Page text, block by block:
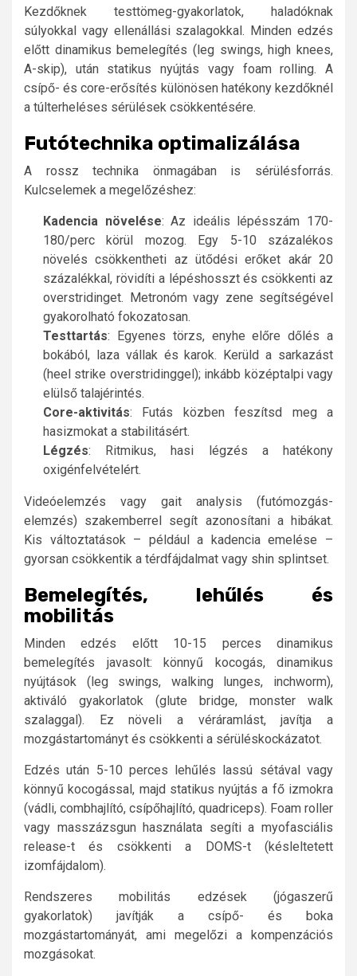
Kezdőknek testtömeg-gyakorlatok, haladóknak
súlyokkal vagy ellenállási szalagokkal. Minden edzés
előtt dinamikus bemelegítés (leg swings, high knees,
A-skip), után statikus nyújtás vagy foam rolling. A
csípő- és core-erősítés különösen hatékony kezdőknél
a túlterheléses sérülések csökkentésére.
Futótechnika optimalizálása
A rossz technika önmagában is sérülésforrás.
Kulcselemek a megelőzéshez:
Kadencia növelése: Az ideális lépésszám 170-
180/perc körül mozog. Egy 5-10 százalékos
növelés csökkentheti az ütődési erőket akár 20
százalékkal, rövidíti a lépéshosszt és csökkenti az
overstridinget. Metronóm vagy zene segítségével
gyakorolható fokozatosan.
Testtartás: Egyenes törzs, enyhe előre dőlés a
bokából, laza vállak és karok. Kerüld a sarkazást
(heel strike overstridinggel); inkább középtalpi vagy
elülső talajérintés.
Core-aktivitás: Futás közben feszítsd meg a
hasizmokat a stabilitásért.
Légzés: Ritmikus, hasi légzés a hatékony
oxigénfelvételért.
Videóelemzés vagy gait analysis (futómozgás-
elemzés) szakemberrel segít azonosítani a hibákat.
Kis változtatások – például a kadencia emelése –
gyorsan csökkentik a térdfájdalmat vagy shin splintset.
Bemelegítés, lehűlés és
mobilitás
Minden edzés előtt 10-15 perces dinamikus
bemelegítés javasolt: könnyű kocogás, dinamikus
nyújtások (leg swings, walking lunges, inchworm),
aktiváló gyakorlatok (glute bridge, monster walk
szalaggal). Ez növeli a véráramlást, javítja a
mozgástartományt és csökkenti a sérüléskockázatot.
Edzés után 5-10 perces lehűlés lassú sétával vagy
könnyű kocogással, majd statikus nyújtás a fő izmokra
(vádli, combhajlító, csípőhajlító, quadriceps). Foam roller
vagy masszázsgun használata segíti a myofasciális
release-t és csökkenti a DOMS-t (késleltetett
izomfájdalom).
Rendszeres mobilitás edzések (jógaszerű
gyakorlatok) javítják a csípő- és boka
mozgástartományát, ami megelőzi a kompenzációs
mozgásokat.